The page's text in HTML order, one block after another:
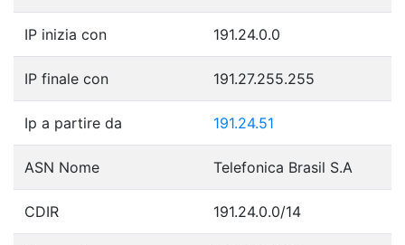
IP inizia con 191.24.0.0
IP finale con 191.27.255.255
Ip a partire da 191.24.51
ASN Nome Telefonica Brasil S.A
CDIR 191.24.0.0/14